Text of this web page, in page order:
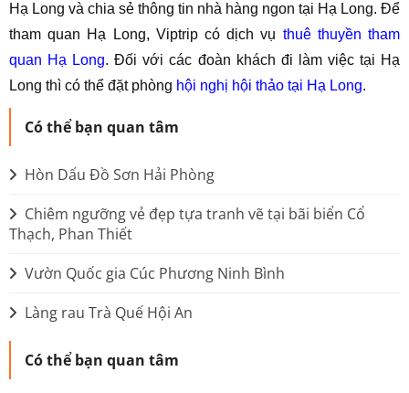
Hạ Long và chia sẻ thông tin nhà hàng ngon tại Hạ Long. Để
tham quan Hạ Long, Viptrip có dịch vụ thuê thuyền tham
quan Hạ Long. Đối với các đoàn khách đi làm việc tại Hạ
Long thì có thể đặt phòng hội nghị hội thảo tại Hạ Long.
Có thể bạn quan tâm
Hòn Dấu Đồ Sơn Hải Phòng
Chiêm ngưỡng vẻ đẹp tựa tranh vẽ tại bãi biển Cổ
Thạch, Phan Thiết
Vườn Quốc gia Cúc Phương Ninh Bình
Làng rau Trà Quế Hội An
Có thể bạn quan tâm